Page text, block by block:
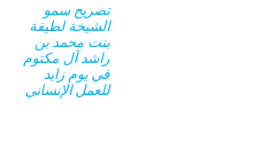
تصريح سمو
الشيخة لطيفة
بنت محمد بن
راشد آل مكتوم
في يوم زايد
للعمل الإنساني